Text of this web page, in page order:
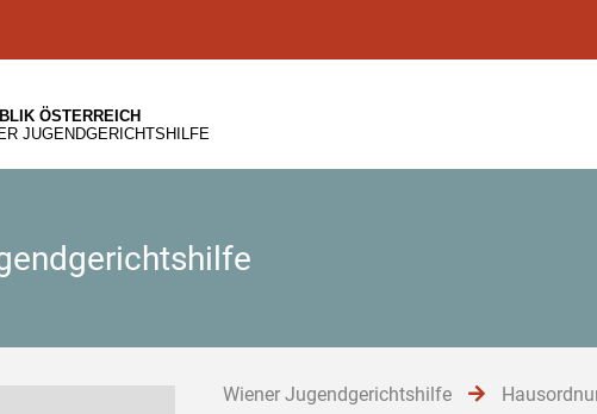
ÖSTERREICH
JUGENDGERICHTSHILFE
Wiener Jugendgerichtshilfe